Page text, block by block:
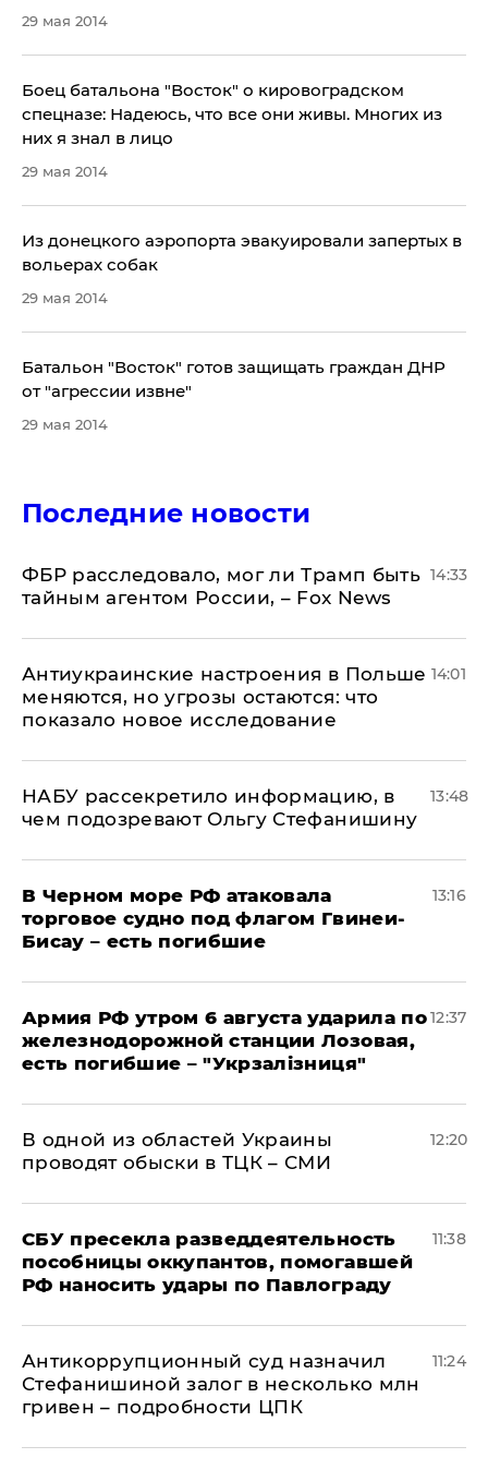
29 мая 2014
Боец батальона "Восток" о кировоградском
спецназе: Надеюсь, что все они живы. Многих из
них я знал в лицо
29 мая 2014
​Из донецкого аэропорта эвакуировали запертых в
вольерах собак
29 мая 2014
Батальон "Восток" готов защищать граждан ДНР
от "агрессии извне"
29 мая 2014
Последние новости
ФБР расследовало, мог ли Трамп быть
тайным агентом России, – Fox News
14:33
Антиукраинские настроения в Польше
меняются, но угрозы остаются: что
показало новое исследование
14:01
НАБУ рассекретило информацию, в
чем подозревают Ольгу Стефанишину
13:48
В Черном море РФ атаковала
торговое судно под флагом Гвинеи-
Бисау – есть погибшие
13:16
Армия РФ утром 6 августа ударила по
железнодорожной станции Лозовая,
есть погибшие – "Укрзалізниця"
12:37
В одной из областей Украины
проводят обыски в ТЦК – СМИ
12:20
СБУ пресекла разведдеятельность
пособницы оккупантов, помогавшей
РФ наносить удары по Павлограду
11:38
Антикоррупционный суд назначил
Стефанишиной залог в несколько млн
гривен – подробности ЦПК
11:24